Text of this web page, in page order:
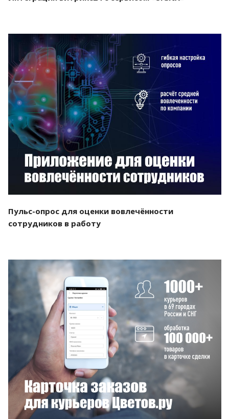
Смотреть проект
Пульс-опрос для оценки вовлечённости
сотрудников в работу
Смотреть проект